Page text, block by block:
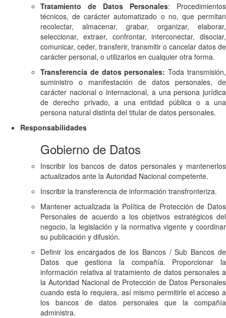
Tratamiento de Datos Personales: Procedimientos
técnicos, de carácter automatizado o no, que permitan
recolectar, almacenar, grabar, organizar, elaborar,
seleccionar, extraer, confrontar, interconectar, disociar,
comunicar, ceder, transferir, transmitir o cancelar datos de
carácter personal, o utilizarlos en cualquier otra forma.
Transferencia de datos personales: Toda transmisión,
suministro o manifestación de datos personales, de
carácter nacional o internacional, a una persona jurídica
de derecho privado, a una entidad pública o a una
persona natural distinta del titular de datos personales.
Responsabilidades
Gobierno de Datos
Inscribir los bancos de datos personales y mantenerlos
actualizados ante la Autoridad Nacional competente.
Inscribir la transferencia de información transfronteriza.
Mantener actualizada la Política de Protección de Datos
Personales de acuerdo a los objetivos estratégicos del
negocio, la legislación y la normativa vigente y coordinar
su publicación y difusión.
Definir los encargados de los Bancos / Sub Bancos de
Datos que gestiona la compañía. Proporcionar la
información relativa al tratamiento de datos personales a
la Autoridad Nacional de Protección de Datos Personales
cuando esta lo requiera, así mismo permitirle el acceso a
los bancos de datos personales que la compañía
administra.